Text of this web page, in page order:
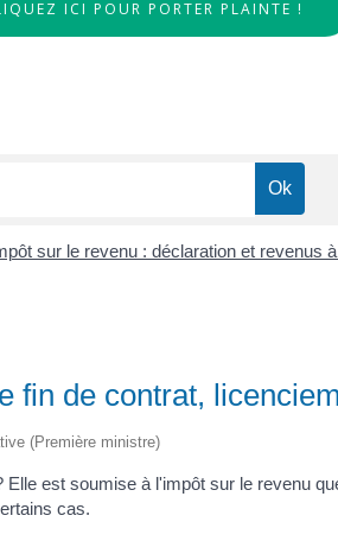
ICI POUR PORTER PLAINTE !
sur le revenu : déclaration et revenus
fin de contrat,
(Première ministre)
est soumise à l'impôt sur le revenu
cas.